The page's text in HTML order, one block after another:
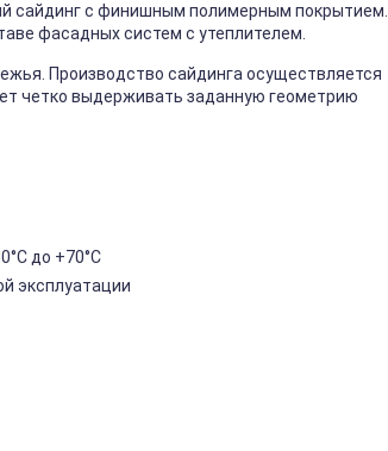
сайдинг с финишным полимерным покрытием.
фасадных систем с утеплителем.
Производство сайдинга осуществляется
четко выдерживать заданную геометрию
до +70°C
эксплуатации